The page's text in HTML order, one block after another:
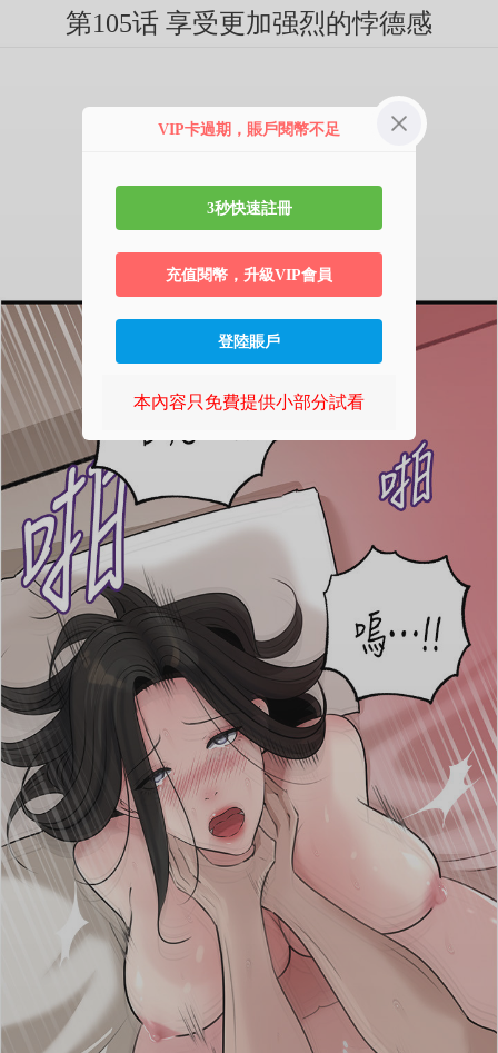
第105话 享受更加强烈的悖德感
VIP卡過期，賬戶閱幣不足
3秒快速註冊
充值閱幣，升級VIP會員
登陸賬戶
本內容只免費提供小部分試看